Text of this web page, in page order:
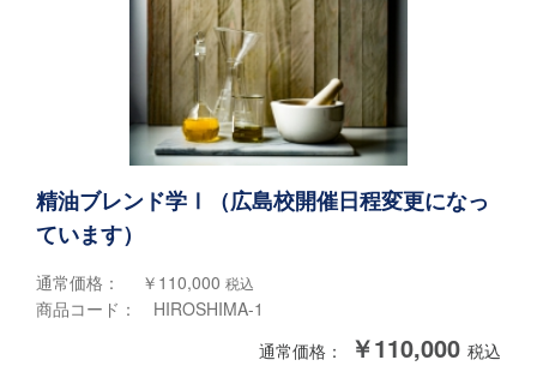
精油ブレンド学Ⅰ（広島校開催日程変更になっ
ています）
通常価格： ￥110,000税込
商品コード： HIROSHIMA-1
通常価格：
￥110,000 税込